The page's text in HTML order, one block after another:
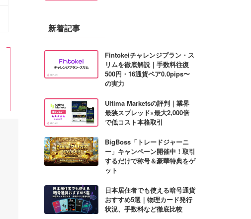
新着記事
Fintokeiチャレンジプラン・ス
リムを徹底解説｜手数料往復
500円・16通貨ペア0.0pips〜
の実力
Ultima Marketsの評判｜業界
最狭スプレッド×最大2,000倍
で低コスト本格取引
BigBoss「トレードジャーニ
ー」キャンペーン開催中！取引
するだけで称号＆豪華特典をゲ
ット
日本居住者でも使える暗号通貨
おすすめ5選｜物理カード発行
状況、手数料など徹底比較